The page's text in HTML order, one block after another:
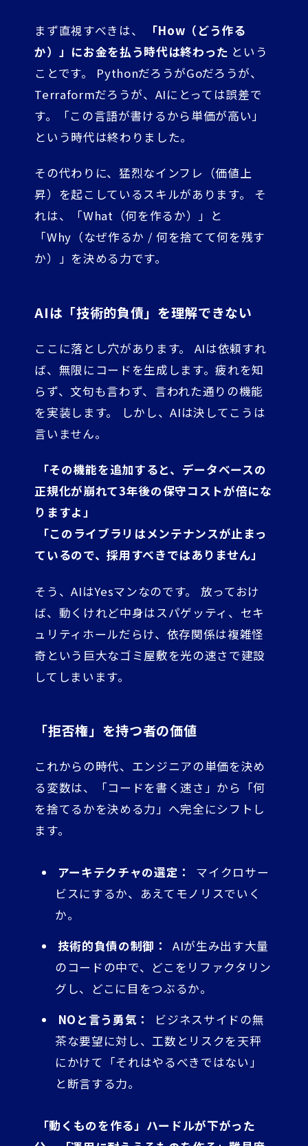
まず直視すべきは、
「How（どう作る
か）」にお金を払う時代は終わった という
ことです。 PythonだろうがGoだろうが、
Terraformだろうが、AIにとっては誤差で
す。「この言語が書けるから単価が高い」
という時代は終わりました。
その代わりに、猛烈なインフレ（価値上
昇）を起こしているスキルがあります。 そ
れは、「What（何を作るか）」と
「Why（なぜ作るか / 何を捨てて何を残す
か）」を決める力です。
AIは「技術的負債」を理解できない
ここに落とし穴があります。 AIは依頼すれ
ば、無限にコードを生成します。疲れを知
らず、文句も言わず、言われた通りの機能
を実装します。 しかし、AIは決してこうは
言いません。
「その機能を追加すると、データベースの
正規化が崩れて3年後の保守コストが倍にな
りますよ」
「このライブラリはメンテナンスが止まっ
ているので、採用すべきではありません」
そう、AIはYesマンなのです。 放っておけ
ば、動くけれど中身はスパゲッティ、セキ
ュリティホールだらけ、依存関係は複雑怪
奇という巨大なゴミ屋敷を光の速さで建設
してしまいます。
「拒否権」を持つ者の価値
これからの時代、エンジニアの単価を決め
る変数は、「コードを書く速さ」から「何
を捨てるかを決める力」へ完全にシフトし
ます。
アーキテクチャの選定：
マイクロサー
ビスにするか、あえてモノリスでいく
か。
技術的負債の制御：
AIが生み出す大量
のコードの中で、どこをリファクタリン
グし、どこに目をつぶるか。
NOと言う勇気：
ビジネスサイドの無
茶な要望に対し、工数とリスクを天秤
にかけて「それはやるべきではない」
と断言する力。
「動くものを作る」ハードルが下がった